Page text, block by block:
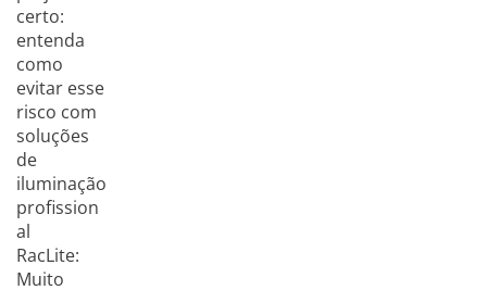
certo:
entenda
como
evitar esse
risco com
soluções
de
iluminação
profission
al
RacLite:
Muito